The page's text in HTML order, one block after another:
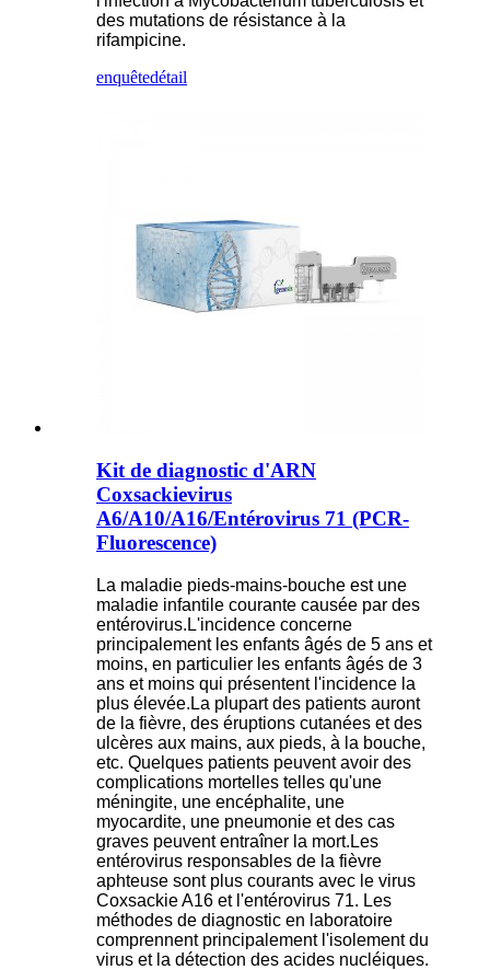
des mutations de résistance à la
rifampicine.
enquêtedétail
Kit de diagnostic d'ARN
Coxsackievirus
A6/A10/A16/Entérovirus 71 (PCR-
Fluorescence)
La maladie pieds-mains-bouche est une
maladie infantile courante causée par des
entérovirus.L'incidence concerne
principalement les enfants âgés de 5 ans et
moins, en particulier les enfants âgés de 3
ans et moins qui présentent l'incidence la
plus élevée.La plupart des patients auront
de la fièvre, des éruptions cutanées et des
ulcères aux mains, aux pieds, à la bouche,
etc. Quelques patients peuvent avoir des
complications mortelles telles qu'une
méningite, une encéphalite, une
myocardite, une pneumonie et des cas
graves peuvent entraîner la mort.Les
entérovirus responsables de la fièvre
aphteuse sont plus courants avec le virus
Coxsackie A16 et l'entérovirus 71. Les
méthodes de diagnostic en laboratoire
comprennent principalement l'isolement du
virus et la détection des acides nucléiques.